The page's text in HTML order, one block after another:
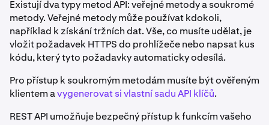
Existují dva typy metod API: veřejné metody a soukromé
metody. Veřejné metody může používat kdokoli,
například k získání tržních dat. Vše, co musíte udělat, je
vložit požadavek HTTPS do prohlížeče nebo napsat kus
kódu, který tyto požadavky automaticky odesílá.
Pro přístup k soukromým metodám musíte být ověřeným
klientem avygenerovat si vlastní sadu API klíčů.
REST API umožňuje bezpečný přístup k funkcím vašeho